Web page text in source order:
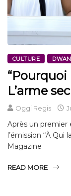
CULTURE DWAN
L’arme
Oggi Regis
Après un premier
l’émission “À
Magazine
READ MORE